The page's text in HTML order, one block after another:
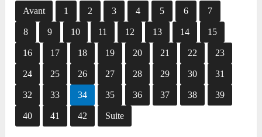
Avant 1 2 3 4 5 6 7
8 9 10 11 12 13 14 15
16 17 18 19 20 21 22 23
24 25 26 27 28 29 30 31
32 33 34 35 36 37 38 39
40 41 42 Suite